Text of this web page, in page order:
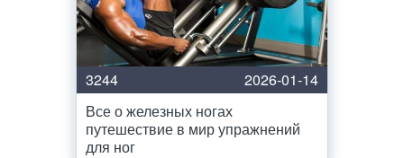
3244
2026-01-14
Все о железных ногах
путешествие в мир упражнений
для ног